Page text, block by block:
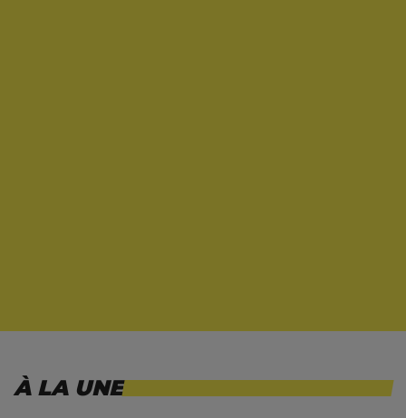
À LA UNE